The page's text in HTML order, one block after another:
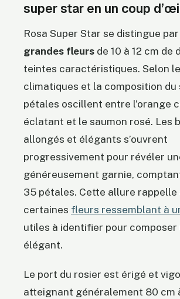
super star en un coup
Rosa Super Star se distingue
grandes fleurs de 10 à 12 cm de
teintes caractéristiques. Selon
climatiques et la composition du
pétales oscillent entre l’orange
éclatant et le saumon rosé. Les
allongés et élégants s’ouvrent
progressivement pour révéler
généreusement garnie,
35 pétales. Cette allure rappelle
certaines fleurs ressemblant à
utiles à identifier pour composer
élégant.
Le port du rosier est érigé et
atteignant généralement 80 cm